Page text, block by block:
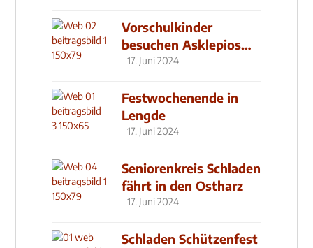
Vorschulkinder
besuchen Asklepios
Klinik
17. Juni 2024
Festwochenende in
Lengde
17. Juni 2024
Seniorenkreis Schladen
fährt in den Ostharz
17. Juni 2024
Schladen Schützenfest